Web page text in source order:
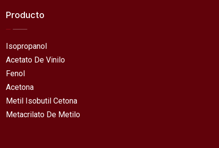
Producto
Isopropanol
Acetato De Vinilo
Fenol
Acetona
Metil Isobutil Cetona
Metacrilato De Metilo